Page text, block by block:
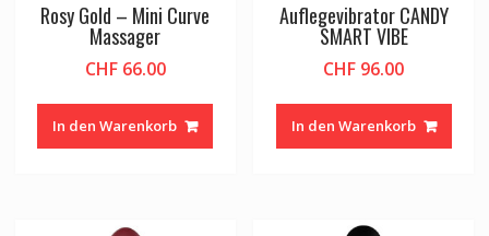
Rosy Gold – Mini Curve
Massager
CHF66.00
In den Warenkorb
Auflegevibrator CANDY
SMART VIBE
CHF 96.00
In den Warenkorb